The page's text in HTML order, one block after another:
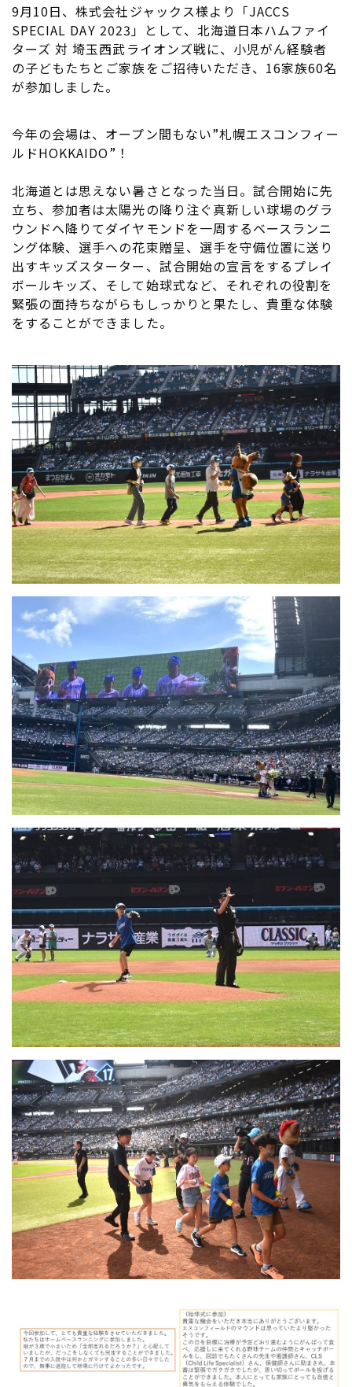
9月10日、株式会社ジャックス様より「JACCS
SPECIAL DAY 2023」として、北海道日本ハムファイ
ターズ 対 埼玉西武ライオンズ戦に、小児がん経験者
の子どもたちとご家族をご招待いただき、16家族60名
が参加しました。
今年の会場は、オープン間もない”札幌エスコンフィー
ルドHOKKAIDO”！
北海道とは思えない暑さとなった当日。試合開始に先
立ち、参加者は太陽光の降り注ぐ真新しい球場のグラ
ウンドへ降りてダイヤモンドを一周するベースランニ
ング体験、選手への花束贈呈、選手を守備位置に送り
出すキッズスターター、試合開始の宣言をするプレイ
ボールキッズ、そして始球式など、それぞれの役割を
緊張の面持ちながらもしっかりと果たし、貴重な体験
をすることができました。